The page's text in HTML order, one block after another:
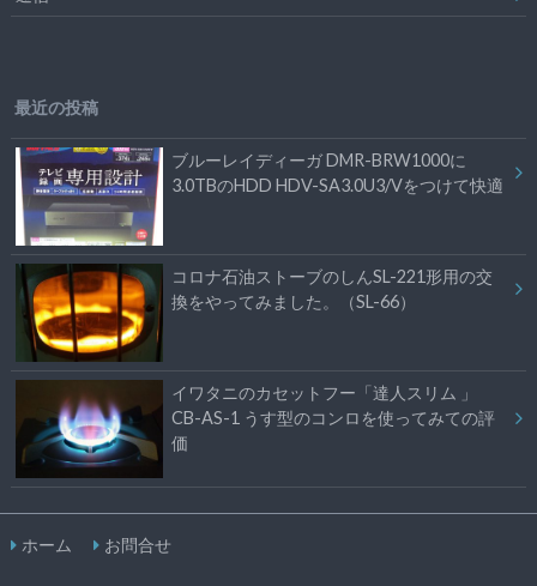
最近の投稿
ブルーレイディーガ DMR-BRW1000に
3.0TBのHDD HDV-SA3.0U3/Vをつけて快適
コロナ石油ストーブのしんSL-221形用の交
換をやってみました。（SL-66）
イワタニのカセットフー「達人スリム 」
CB-AS-1 うす型のコンロを使ってみての評
価
ホーム お問合せ